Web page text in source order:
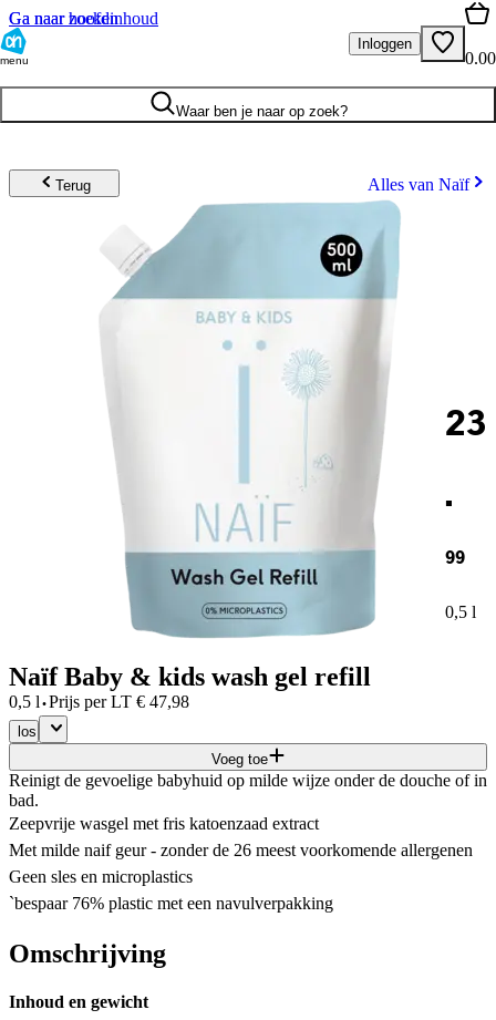
Ga naar hoofdinhoud
Ga naar zoeken
menu
Inloggen
0.00
Waar ben je naar op zoek?
Terug Alles van Naïf
23
.
99
0,5 l
Naïf Baby & kids wash gel refill
0,5 l·Prijs per LT € 47,98
los
Voeg toe
Reinigt de gevoelige babyhuid op milde wijze onder de douche of in
bad.
Zeepvrije wasgel met fris katoenzaad extract
Met milde naif geur - zonder de 26 meest voorkomende allergenen
Geen sles en microplastics
`bespaar 76% plastic met een navulverpakking
Omschrijving
Inhoud en gewicht